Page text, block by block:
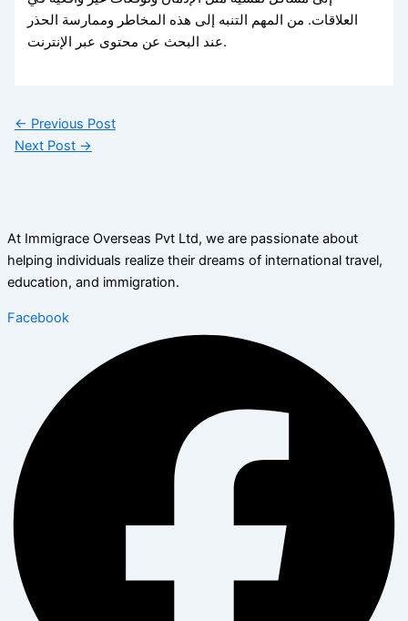
العلاقات. من المهم التنبه إلى هذه المخاطر وممارسة الحذر
عند البحث عن محتوى عبر الإنترنت.
← Previous Post
Next Post →
At Immigrace Overseas Pvt Ltd, we are passionate about
helping individuals realize their dreams of international travel,
education, and immigration.
Facebook